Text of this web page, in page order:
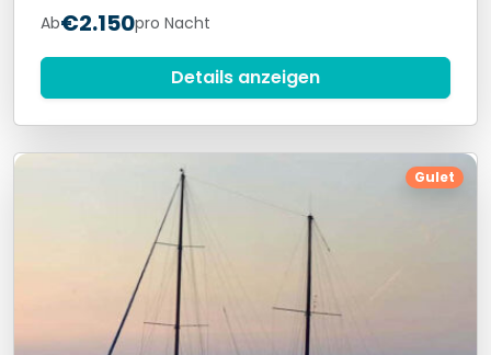
Ab€2.150pro Nacht
Details anzeigen
Gulet